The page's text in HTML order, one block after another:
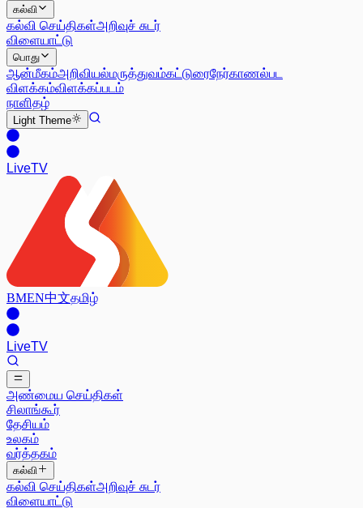
கல்வி
கல்வி செய்திகள்அறிவுச் சுடர்
விளையாட்டு
பொது
ஆன்மீகம்அறிவியல்மருத்துவம்கட்டுரைநேர்காணல்பட
விளக்கம்விளக்கப்படம்
நாளிதழ்
Light Theme
LiveTV
BMEN中文தமிழ்
LiveTV
அண்மைய செய்திகள்
சிலாங்கூர்
தேசியம்
உலகம்
வர்த்தகம்
கல்வி
கல்வி செய்திகள்அறிவுச் சுடர்
விளையாட்டு